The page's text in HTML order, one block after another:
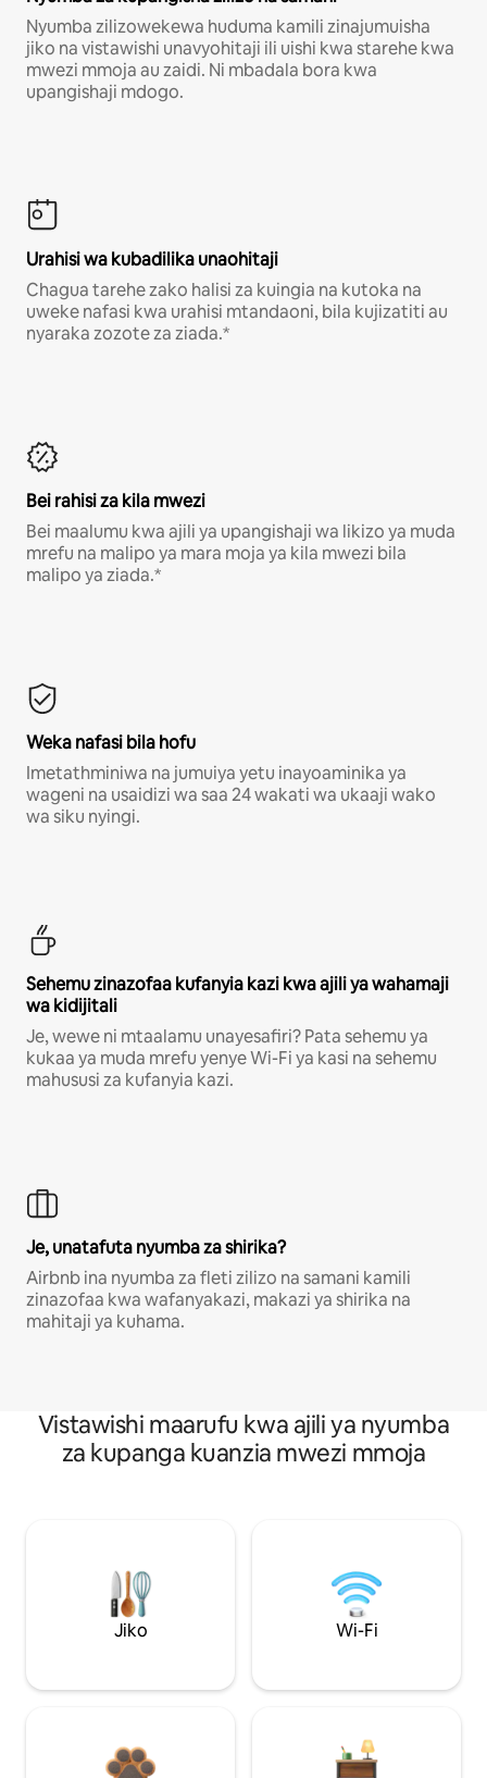
Nyumba zilizowekewa huduma kamili zinajumuisha
jiko na vistawishi unavyohitaji ili uishi kwa starehe kwa
mwezi mmoja au zaidi. Ni mbadala bora kwa
upangishaji mdogo.
Urahisi wa kubadilika unaohitaji
Chagua tarehe zako halisi za kuingia na kutoka na
uweke nafasi kwa urahisi mtandaoni, bila kujizatiti au
nyaraka zozote za ziada.*
Bei rahisi za kila mwezi
Bei maalumu kwa ajili ya upangishaji wa likizo ya muda
mrefu na malipo ya mara moja ya kila mwezi bila
malipo ya ziada.*
Weka nafasi bila hofu
Imetathminiwa na jumuiya yetu inayoaminika ya
wageni na usaidizi wa saa 24 wakati wa ukaaji wako
wa siku nyingi.
Sehemu zinazofaa kufanyia kazi kwa ajili ya wahamaji
wa kidijitali
Je, wewe ni mtaalamu unayesafiri? Pata sehemu ya
kukaa ya muda mrefu yenye Wi-Fi ya kasi na sehemu
mahususi za kufanyia kazi.
Je, unatafuta nyumba za shirika?
Airbnb ina nyumba za fleti zilizo na samani kamili
zinazofaa kwa wafanyakazi, makazi ya shirika na
mahitaji ya kuhama.
Vistawishi maarufu kwa ajili ya nyumba
za kupanga kuanzia mwezi mmoja
Jiko Wi-Fi